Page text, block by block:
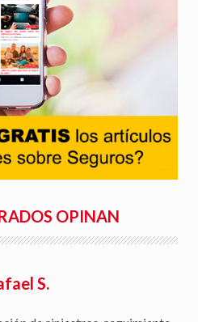
OPINAN
S.